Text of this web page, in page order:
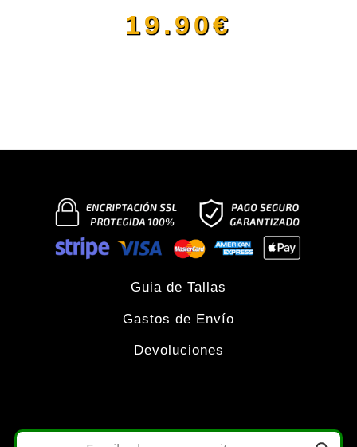
elegir
página
de
producto
con5.00de
19.90€
múltiples
variantes.
Las
opciones
pueden
Guia de Tallas
Gastos de Envío
Devoluciones